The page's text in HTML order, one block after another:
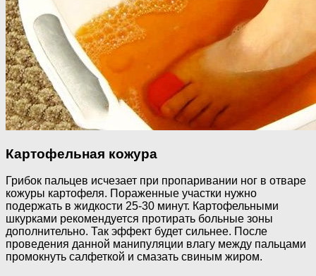
Картофельная кожура
Грибок пальцев исчезает при пропаривании ног в отваре
кожуры картофеля. Пораженные участки нужно
подержать в жидкости 25-30 минут. Картофельными
шкурками рекомендуется протирать больные зоны
дополнительно. Так эффект будет сильнее. После
проведения данной манипуляции влагу между пальцами
промокнуть салфеткой и смазать свиным жиром.